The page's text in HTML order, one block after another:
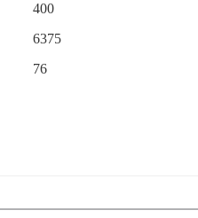
400
6375
76